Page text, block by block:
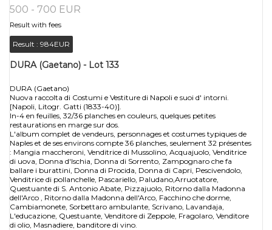
500 - 700 EUR
Result with fees
Result : 984EUR
DURA (Gaetano) - Lot 133
DURA (Gaetano)
Nuova raccolta di Costumi e Vestiture di Napoli e suoi d' intorni.
[Napoli, Litogr. Gatti (1833-40)].
In-4 en feuilles, 32/36 planches en couleurs, quelques petites
restaurations en marge sur dos.
L'album complet de vendeurs, personnages et costumes typiques de
Naples et de ses environs compte 36 planches, seulement 32 présentes
: Mangia maccheroni, Venditrice di Mussolino, Acquajuolo, Venditrice
di uova, Donna d'Ischia, Donna di Sorrento, Zampognaro che fa
ballare i burattini, Donna di Procida, Donna di Capri, Pescivendolo,
Venditrice di pollanchelle, Pascariello, Paludano,Arruotatore,
Questuante di S. Antonio Abate, Pizzajuolo, Ritorno dalla Madonna
dell'Arco , Ritorno dalla Madonna dell'Arco, Facchino che dorme,
Cambiamonete, Sorbettaro ambulante, Scrivano, Lavandaja,
L'educazione, Questuante, Venditore di Zeppole, Fragolaro, Venditore
di olio, Masnadiere, banditore di vino.